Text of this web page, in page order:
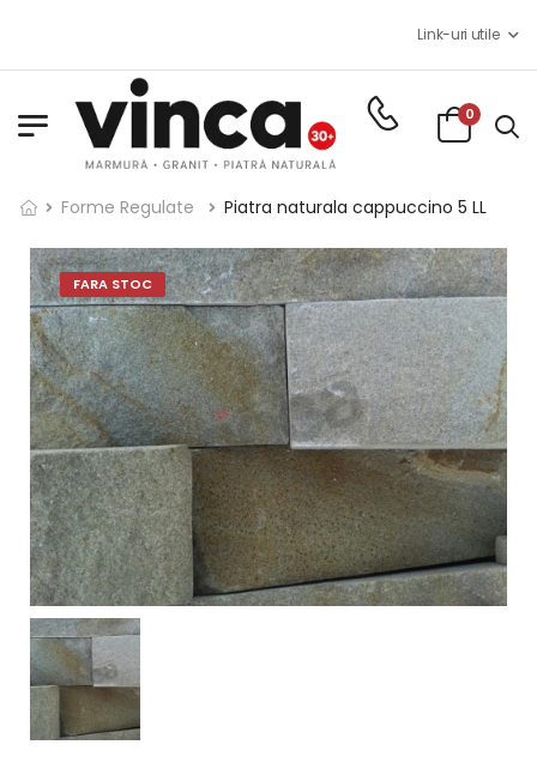
Link-uri utile
0
Forme Regulate Piatra naturala cappuccino 5 LL
FARA STOC